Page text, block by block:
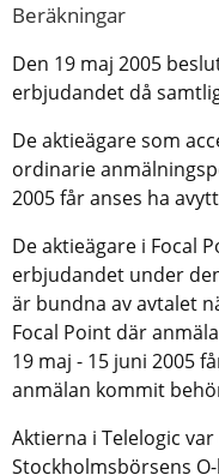
Beräkningar
Den 19 maj 2005
erbjudandet då
De aktieägare som
ordinarie
2005 får anses ha
De aktieägare i Focal
erbjudandet under
är bundna av avtalet
Focal Point där
19 maj - 15 juni 2005
anmälan kommit
Aktierna i Telelogic
Stockholmsbörsens